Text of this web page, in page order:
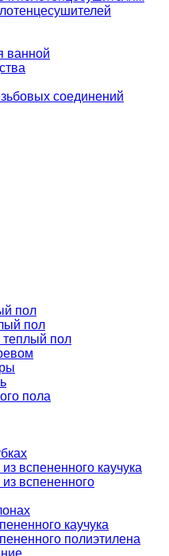
ванной
соединений
пол
пол
пол
пола
вспененного каучука
вспененного
каучука
полиэтилена